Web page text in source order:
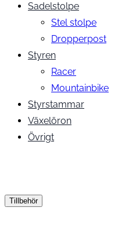
Sadelstolpe
Stel stolpe
Dropperpost
Styren
Racer
Mountainbike
Styrstammar
Växelöron
Övrigt
Tillbehör